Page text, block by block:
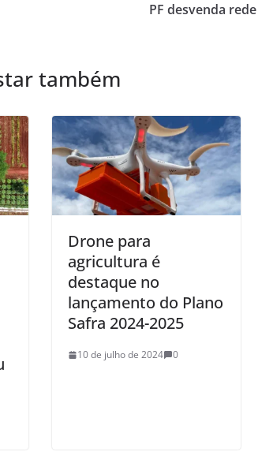
PF desvenda
também
Drone para
agricultura é
destaque no
lançamento do Plano
Safra 2024-2025
10 de julho de 2024 0